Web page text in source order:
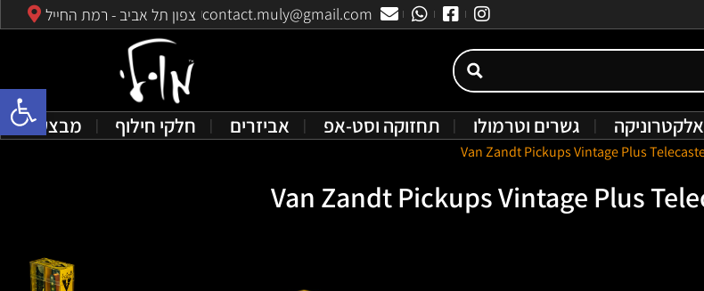
פתח
contact.muly@gmail.com צפון תל אביב - רמת החייל
אלקטרוניקה גשרים וטרמולו תחזוקה וסט-אפ אביזרים חלקי חילוף מבצעים